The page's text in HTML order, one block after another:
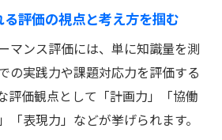
用できる土木パフォーマンス
性を引き出す土木評価課題の設
マンス評価で思考力・表現力
評価の視点と考え方を掴む
マンス評価には、単に知識量を測
の実践力や課題対応力を評価する
評価観点として「計画力」「協働
「表現力」などが挙げられます。